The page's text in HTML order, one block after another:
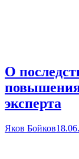
О
эксперта
Яков Бойков